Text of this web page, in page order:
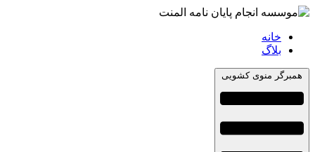
خانه
بلاگ
همبرگر منوی کشویی